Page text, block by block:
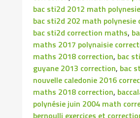
bac sti2d 2012 math
bac sti2d 202 math polynesie
bac sti2d correction maths,
maths 2017 polynaisie
maths 2018 correction, bac
guyane 2013 correction, bac
nouvelle caledonie 2016
maths 2018 correction,
polynésie juin 2004 math
bernoulli exercices et